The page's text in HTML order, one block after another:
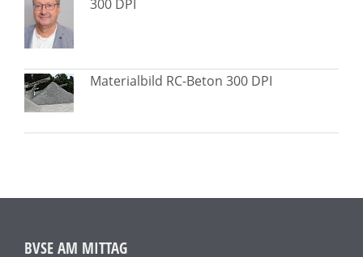
300 DPI
Materialbild RC-Beton 300 DPI
BVSE AM MITTAG